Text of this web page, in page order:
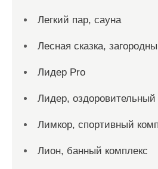
Легкий пар, сауна
Лесная сказка,
Лидер Pro
Лидер, оздоровительный
Лимкор, спортивный
Лион, банный комплекс